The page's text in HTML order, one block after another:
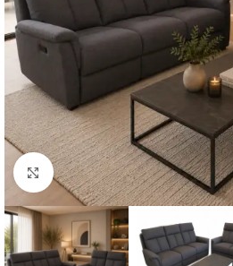
Click to enlarge